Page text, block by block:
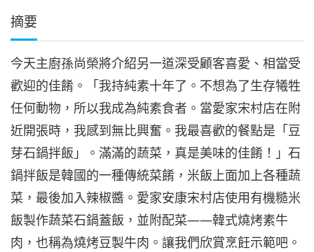
摘要
今天主廚孫尚榮將介紹另一道深受顧客喜愛、相當受
歡迎的佳餚。「我持純素十年了。不想為了生存犧牲
任何動物，所以我成為純素食者。當愛家宋村店在附
近開張時，我感到無比興奮。我最喜歡的餐點是「豆
芽石鍋拌飯」。滿滿的蔬菜，真是美味的佳餚！」石
鍋拌飯是韓國的一種傳統菜餚，米飯上面加上各種蔬
菜，最後加入辣椒醬。愛家安康宋村店使用有機糙米
飯製作蔬菜石鍋蓋飯，並附配菜——韓式燒烤素牛
肉，也稱為燒烤豆製牛肉。讓我們欣賞烹飪示範吧。